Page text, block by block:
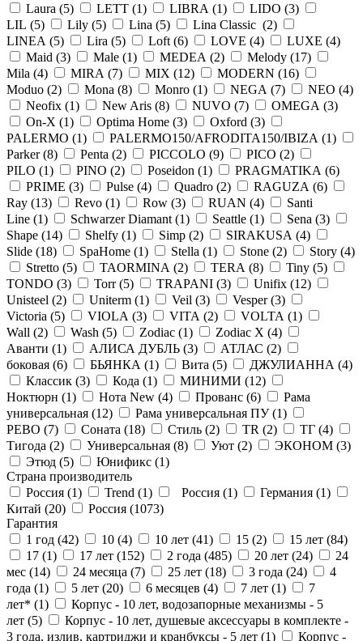
Laura (5) LETT (1) LIBRA (1) LIDO (3)
LIL (5) Lily (5) Lina (5) Lina Classic (2)
LINEA (5) Lira (5) Loft (6) LOVE (4) LUXE (4)
Maid (3) Male (1) MEDEA (2) Melody (17)
Mila (4) MIRA (7) MIX (12) MODERN (16)
Moduo (2) Mona (8) Monro (1) NEGA (7) NEO (4)
Neofix (1) New Aris (8) NUVO (7) OMEGA (3)
On-X (1) Optima Home (3) Oxford (3)
PALERMO (1) PALERMO150/AFRODITA150/IBIZA (1)
Parker (8) Penta (2) PICCOLO (9) PICO (2)
PILO (1) PINO (2) Poseidon (1) PRAGMATIKA (6)
PRIME (3) Pulse (4) Quadro (2) RAGUZA (6)
Ray (13) Revo (1) Row (3) RUAN (4)
Santi
Line (1) Schwarzer Diamant (1) Seattle (1) Sena (3)
Shape (14) Shelfy (1) Simp (2) SIRAKUSA (4)
Slide (18) SpaHome (1) Stella (1) Stone (2) Story (4)
Stretto (5) TAORMINA (2) TERA (8) Tiny (5)
TONDO (3) Torr (5) TRAPANI (3) Unifix (12)
Unisteel (2) Uniterm (1) Veil (3) Vesper (3)
Victoria (5) VIOLA (3) VITA (2) VOLTA (1)
Wall (2) Wash (5) Zodiac (1) Zodiac X (4)
Аванти (1) АЛИСА ДУБЛЬ (3) АТЛАС (2)
боковая (6) БЬЯНКА (1) Вита (5) ДЖУЛИАННА (4)
Классик (3) Кода (1) МИНИМИ (12)
Ноктюрн (1) Нота New (4) Прованс (6)
Рама
универсальная (12) Рама универсальная ПУ (1)
РЕВО (7) Соната (18) Стиль (2) ТR (2) ТГ (4)
Тигода (2) Универсальная (8) Уют (2) ЭКОНОМ (3)
Этюд (5) Юнификс (1)
Страна производитель
Россия (1) Trend (1) Россия (1) Германия (1)
Китай (20) Россия (1073)
Гарантия
1 год (42) 10 (4) 10 лет (41) 15 (2) 15 лет (84)
17 (1) 17 лет (152) 2 года (485) 20 лет (24)
24
мес (14) 24 месяца (7) 25 лет (18) 3 года (24)
4
года (1) 5 лет (20) 6 месяцев (4) 7 лет (1)
7
лет* (1)
Корпус - 10 лет, водозапорные механизмы - 5
лет (5)
Корпус - 10 лет, душевые аксессуары в комплекте -
3 года, излив, картриджи и кранбуксы - 5 лет (1) Корпус -